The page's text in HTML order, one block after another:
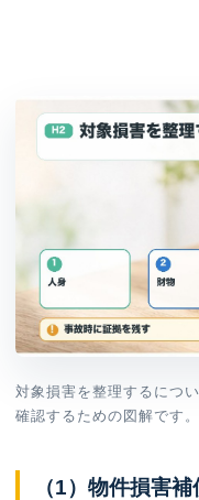
対象損害を整理するにつ
確認するための図解です。
（1）物件損害